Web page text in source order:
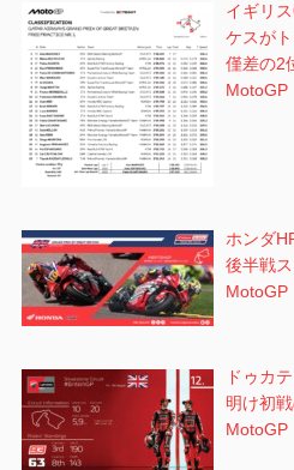
イギリ
ケスが
僅差の2
MotoGP
ホンダ
後半戦
MotoGP
ドゥカ
明け初
MotoGP